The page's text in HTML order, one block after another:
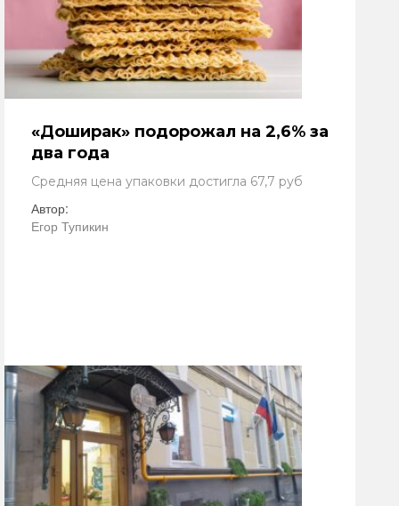
«Доширак» подорожал на 2,6% за
два года
Средняя цена упаковки достигла 67,7 руб
Автор:
Егор Тупикин